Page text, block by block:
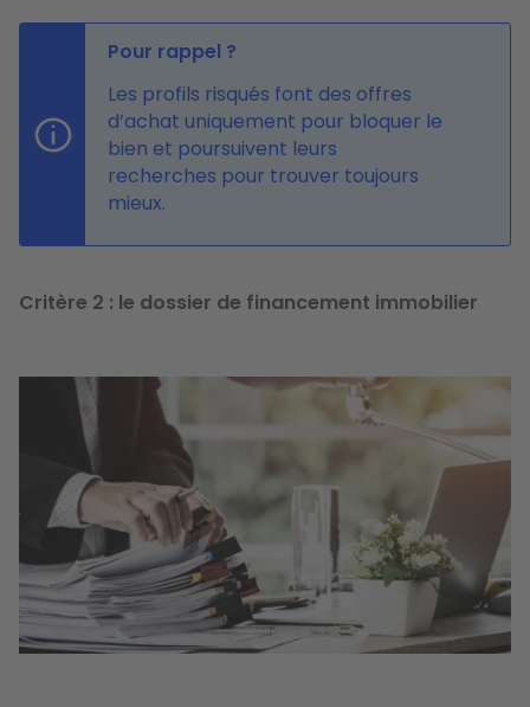
Pour rappel ?
Les profils risqués font des offres
d’achat uniquement pour bloquer le
bien et poursuivent leurs
recherches pour trouver toujours
mieux.
Critère 2 : le dossier de financement immobilier
Image